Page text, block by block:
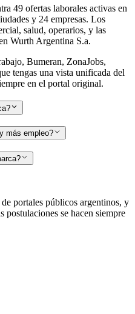
49 ofertas laborales activas en
y 24 empresas. Los
salud, operarios, y las
Wurth Argentina S.a.
Bumeran, ZonaJobs,
tengas una vista unificada del
en el portal original.
más empleo?
portales públicos argentinos, y
se hacen siempre